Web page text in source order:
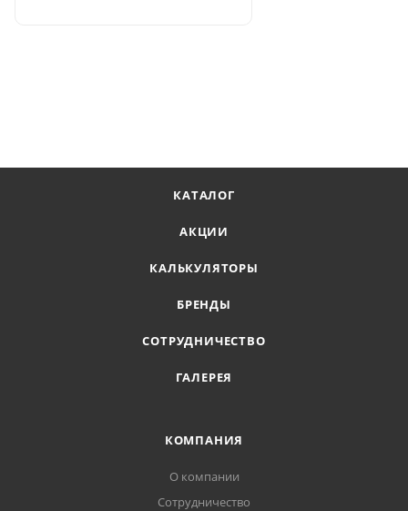
КАТАЛОГ
АКЦИИ
КАЛЬКУЛЯТОРЫ
БРЕНДЫ
СОТРУДНИЧЕСТВО
ГАЛЕРЕЯ
КОМПАНИЯ
О компании
Сотрудничество